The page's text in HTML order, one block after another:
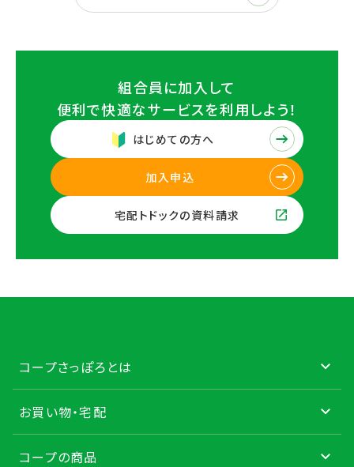
組合員に加入して
便利で快適なサービスを利用しよう！
はじめての方へ
加入申込
宅配トドックの資料請求
コープさっぽろとは
お買い物・宅配
コープの商品